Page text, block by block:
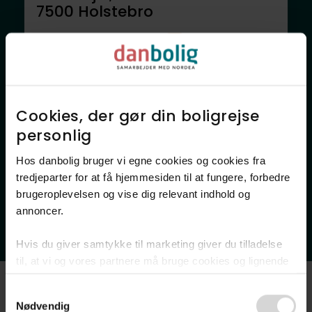
Cookies, der gør din boligrejse
personlig​
Hos danbolig bruger vi egne cookies og cookies fra
tredjeparter for at få hjemmesiden til at fungere, forbedre
brugeroplevelsen og vise dig relevant indhold og
annoncer.​
Hvis du giver samtykke til marketing giver du tilladelse
til, at vi og vores partnere må bruge cookies og lignende
danbolig.dk. Vi kan kombinere disse oplysninger med
Selection
Nødvendig
7500 Holstebro
192 m² 7 rum
Lilleåvej 5,
2.145.000 kr.